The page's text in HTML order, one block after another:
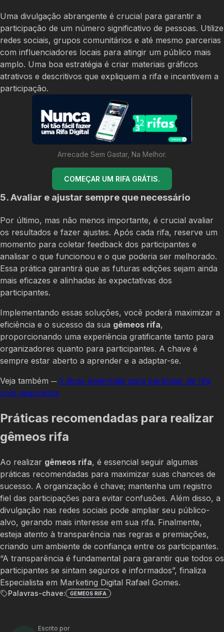
Uma divulgação abrangente é crucial para garantir a
participação de um número significativo de pessoas. Utilize
redes sociais, grupos comunitários e até mesmo parcerias
com influenciadores locais para atingir um público mais
amplo. Uma boa estratégia é criar materiais gráficos
atrativos e descritivos que expliquem a rifa e incentivem a
participação.
Arrecade Sem Gastar, Na Melhor.
COMEÇAR UM RIFA GRÁTIS.
5. Avaliar e ajustar sempre que necessário
Por último, mas não menos importante, é crucial avaliar
os resultados e fazer ajustes. Após cada rifa, reserve um
momento para coletar feedback dos participantes e
analisar o que funcionou e o que poderia ser melhorado.
Essa prática garantirá que as futuras edições sejam ainda
mais eficazes e alinhadas às expectativas dos
participantes.
Implementando essas soluções, você poderá maximizar a
eficiência e o sucesso da sua gêmeos rifa,
proporcionando uma experiência gratificante tanto para
organizadores quanto para participantes. A chave é
sempre estar aberto a aprender e a adaptar-se.
Veja também ─ 5 dicas essenciais para participar de rifa
com segurança
Práticas recomendadas para realizar
gêmeos rifa
Ao realizar gêmeos rifa, é essencial seguir algumas
práticas recomendadas para maximizar suas chances de
sucesso. A organização é chave; mantenha um registro
fiel das participações para evitar confusões. Além disso, a
divulgação nas redes sociais pode ampliar seu público-
alvo, gerando mais interesse em sua rifa. Finalmente,
esteja atento à transparência nas regras e premiações,
criando um ambiente de confiança entre os participantes.
“A transparência é fundamental para garantir que todos os
participantes se sintam seguros e informados”, finaliza
Especialista em Marketing Digital Rafael Gomes.
Palavras-chave: GEMEOS RIFA
Escrito por